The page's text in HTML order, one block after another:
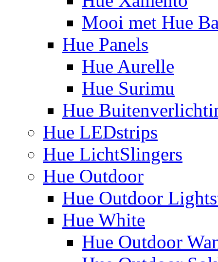
Mooi met Hue
Hue Panels
Hue Aurelle
Hue Surimu
Hue
Hue LEDstrips
Hue LichtSlingers
Hue Outdoor
Hue Outdoor
Hue White
Hue Outdoor